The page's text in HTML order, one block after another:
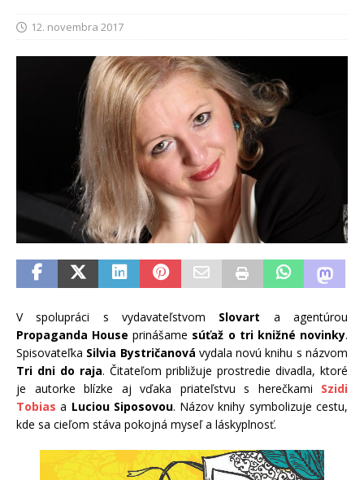
12. novembra 2017
V spolupráci s vydavateľstvom Slovart a agentúrou
Propaganda House prinášame súťaž o tri knižné novinky.
Spisovateľka Silvia Bystričanová vydala novú knihu s názvom
Tri dni do raja. Čitateľom približuje prostredie divadla, ktoré
je autorke blízke aj vďaka priateľstvu s herečkami Szidi
Tobias a Luciou Siposovou. Názov knihy symbolizuje cestu,
kde sa cieľom stáva pokojná myseľ a láskyplnosť.